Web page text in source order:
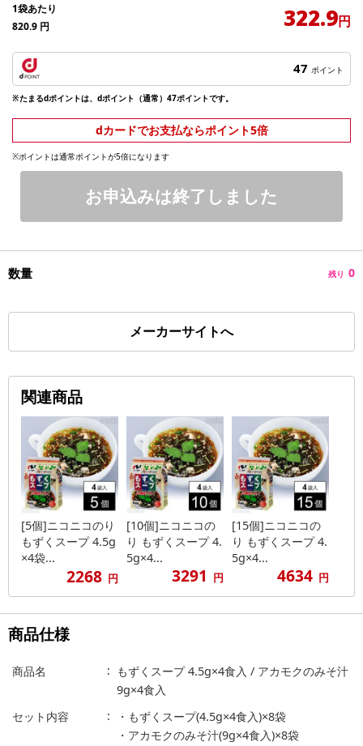
1袋あたり
820.9 円 322.9円
47 ポイント
※たまるdポイントは、dポイント（通常）47ポイントです。
dカードでお支払ならポイント5倍
※ポイントは通常ポイントが5倍になります
お申込みは終了しました
数量 残り 0
メーカーサイトへ
関連商品
[5個]ニコニコのり
もずくスープ 4.5g
×4袋...
2268 円
[10個]ニコニコの
り もずくスープ 4.
5g×4...
3291 円
[15個]ニコニコの
り もずくスープ 4.
5g×4...
4634 円
商品仕様
商品名
もずくスープ 4.5g×4食入 / アカモクのみそ汁
9g×4食入
セット内容
・もずくスープ(4.5g×4食入)×8袋
・アカモクのみそ汁(9g×4食入)×8袋